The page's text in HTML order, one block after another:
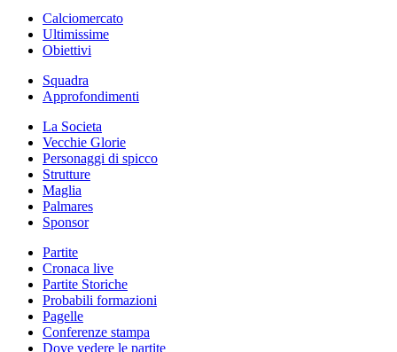
Calciomercato
Ultimissime
Obiettivi
Squadra
Approfondimenti
La Societa
Vecchie Glorie
Personaggi di spicco
Strutture
Maglia
Palmares
Sponsor
Partite
Cronaca live
Partite Storiche
Probabili formazioni
Pagelle
Conferenze stampa
Dove vedere le partite